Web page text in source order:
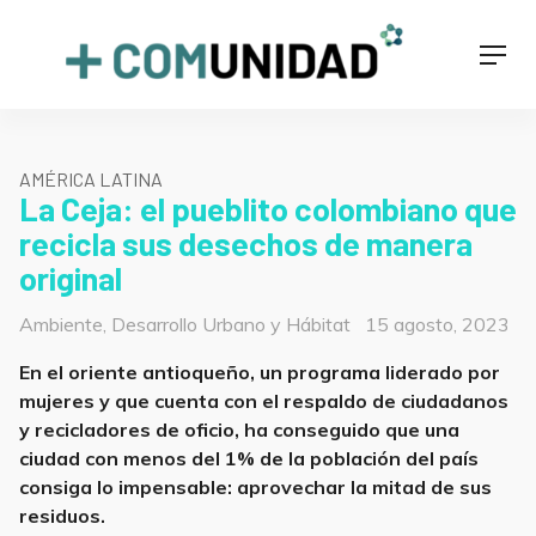
+COMUNIDAD
AMÉRICA LATINA
La Ceja: el pueblito colombiano que
recicla sus desechos de manera
original
Categorías
Ambiente, Desarrollo Urbano y Hábitat
Posted
15 agosto, 2023
En el oriente antioqueño, un programa liderado por
mujeres y que cuenta con el respaldo de ciudadanos
y recicladores de oficio, ha conseguido que una
ciudad con menos del 1% de la población del país
consiga lo impensable: aprovechar la mitad de sus
residuos.